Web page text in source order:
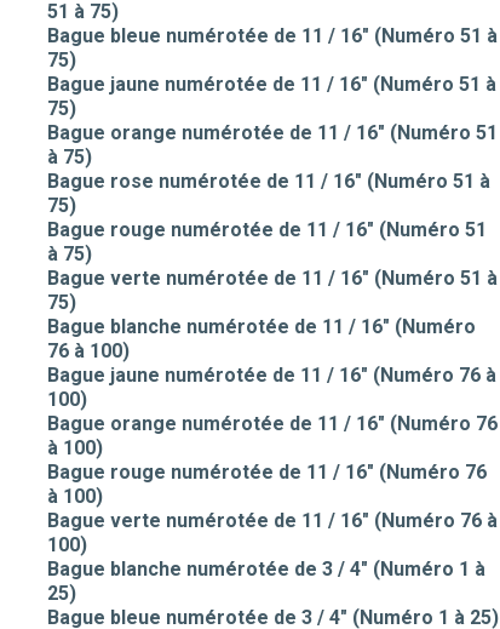
51 à 75)
Bague bleue numérotée de 11 / 16" (Numéro 51 à
75)
Bague jaune numérotée de 11 / 16" (Numéro 51 à
75)
Bague orange numérotée de 11 / 16" (Numéro 51
à 75)
Bague rose numérotée de 11 / 16" (Numéro 51 à
75)
Bague rouge numérotée de 11 / 16" (Numéro 51
à 75)
Bague verte numérotée de 11 / 16" (Numéro 51 à
75)
Bague blanche numérotée de 11 / 16" (Numéro
76 à 100)
Bague jaune numérotée de 11 / 16" (Numéro 76 à
100)
Bague orange numérotée de 11 / 16" (Numéro 76
à 100)
Bague rouge numérotée de 11 / 16" (Numéro 76
à 100)
Bague verte numérotée de 11 / 16" (Numéro 76 à
100)
Bague blanche numérotée de 3 / 4" (Numéro 1 à
25)
Bague bleue numérotée de 3 / 4" (Numéro 1 à 25)